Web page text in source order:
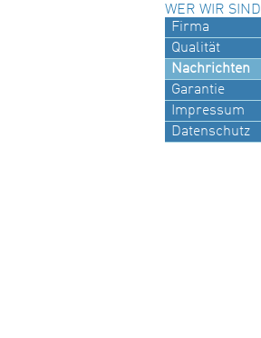
WER WIR SIND
Firma
Qualität
Nachrichten
Garantie
Impressum
Datenschutz